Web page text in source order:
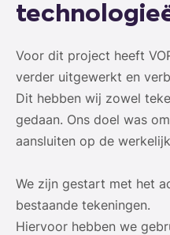
Voor dit project heeft
verder uitgewerkt en
Dit hebben wij zowel
gedaan. Ons doel was
aansluiten op de
We zijn gestart met het
bestaande tekeningen.
Hiervoor hebben we